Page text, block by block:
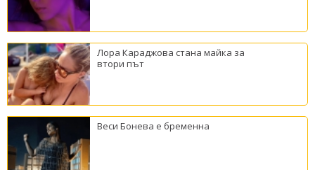
Лора Караджова стана майка за
втори път
Веси Бонева е бременна